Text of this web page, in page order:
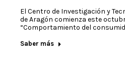
El Centro de Investigación y
de Aragón comienza este
“Comportamiento del
Saber más